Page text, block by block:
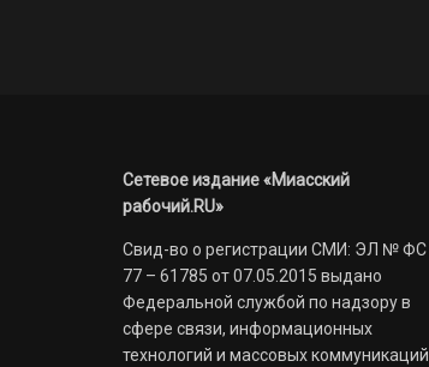
Сетевое издание «Миасский
рабочий.RU»
Свид-во о регистрации СМИ: ЭЛ № ФС
77 – 61785 от 07.05.2015 выдано
Федеральной службой по надзору в
сфере связи, информационных
технологий и массовых коммуникаций